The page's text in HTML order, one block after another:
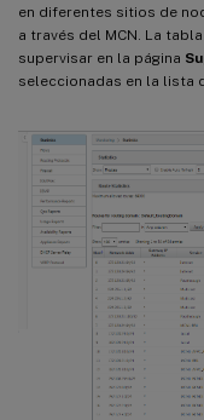
en diferentes sitios de
a través del MCN. La
supervisar en la página
seleccionadas en la lista